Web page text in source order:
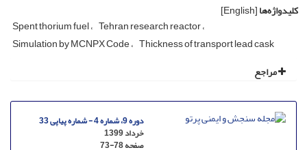
کلیدواژه‌ها[English]
Spent thorium fuel Tehran research reactor
Simulation by MCNPX Code Thickness of transport lead cask
مراجع
دوره 9، شماره 4 - شماره پیاپی 33
خرداد 1399
صفحه73-78